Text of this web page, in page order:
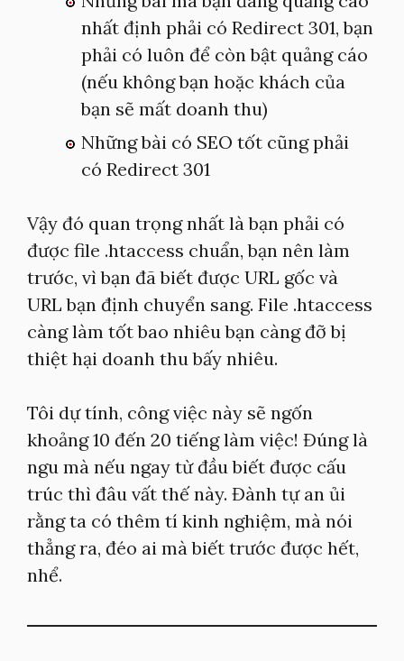
nhất định phải có Redirect 301, bạn
phải có luôn để còn bật quảng cáo
(nếu không bạn hoặc khách của
bạn sẽ mất doanh thu)
Những bài có SEO tốt cũng phải
có Redirect 301
Vậy đó quan trọng nhất là bạn phải có
được file .htaccess chuẩn, bạn nên làm
trước, vì bạn đã biết được URL gốc và
URL bạn định chuyển sang. File .htaccess
càng làm tốt bao nhiêu bạn càng đỡ bị
thiệt hại doanh thu bấy nhiêu.
Tôi dự tính, công việc này sẽ ngốn
khoảng 10 đến 20 tiếng làm việc! Đúng là
ngu mà nếu ngay từ đầu biết được cấu
trúc thì đâu vất thế này. Đành tự an ủi
rằng ta có thêm tí kinh nghiệm, mà nói
thẳng ra, đéo ai mà biết trước được hết,
nhể.